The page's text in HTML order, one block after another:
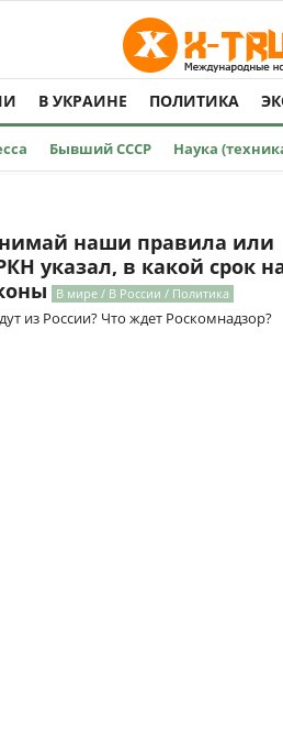
В УКРАИНЕ ПОЛИТИКА
Бывший СССР Наука
наши правила или
указал, в какой срок
В мире / В России / Политика
из России? Что ждет Роскомнадзор?